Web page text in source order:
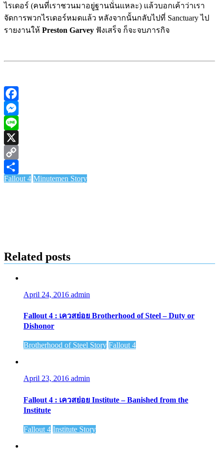
ไรเดอร์ (คนที่เราชวนมาอยู่ฐานนั่นแหละ) แล้วบอกเค้าว่าเรา
จัดการพวกไรเดอร์หมดแล้ว หลังจากนั้นกลับไปที่ Sanctuaryไป
รายงานให้ Preston Garvey ฟังเสร็จ ก็จะจบภารกิจ
Facebook
Messenger
Line
X
Copy
Link
Share
Fallout 4 Minutemen Story
Related posts
April 24, 2016 admin
Fallout 4 : เควสย่อย Brotherhood of Steel – Duty or
Dishonor
Brotherhood of Steel Story Fallout 4
April 23, 2016 admin
Fallout 4 : เควสย่อย Institute – Banished from the
Institute
Fallout 4 Institute Story